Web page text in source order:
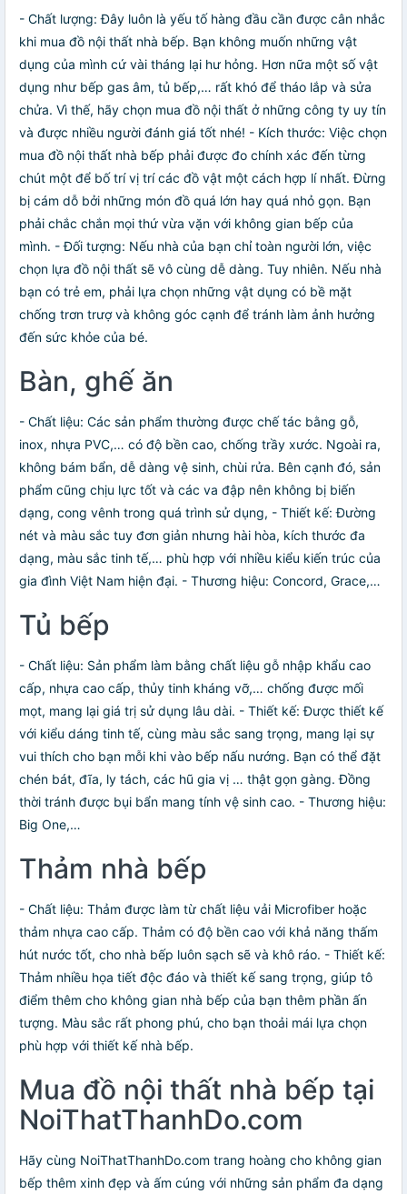
- Chất lượng: Đây luôn là yếu tố hàng đầu cần được cân nhắc
khi mua đồ nội thất nhà bếp. Bạn không muốn những vật
dụng của mình cứ vài tháng lại hư hỏng. Hơn nữa một số vật
dụng như bếp gas âm, tủ bếp,… rất khó để tháo lắp và sửa
chửa. Vì thế, hãy chọn mua đồ nội thất ở những công ty uy tín
và được nhiều người đánh giá tốt nhé! - Kích thước: Việc chọn
mua đồ nội thất nhà bếp phải được đo chính xác đến từng
chút một để bố trí vị trí các đồ vật một cách hợp lí nhất. Đừng
bị cám dỗ bởi những món đồ quá lớn hay quá nhỏ gọn. Bạn
phải chắc chắn mọi thứ vừa vặn với không gian bếp của
mình. - Đối tượng: Nếu nhà của bạn chỉ toàn người lớn, việc
chọn lựa đồ nội thất sẽ vô cùng dễ dàng. Tuy nhiên. Nếu nhà
bạn có trẻ em, phải lựa chọn những vật dụng có bề mặt
chống trơn trượ và không góc cạnh để tránh làm ảnh hưởng
đến sức khỏe của bé.
Bàn, ghế ăn
- Chất liệu: Các sản phẩm thường được chế tác bằng gỗ,
inox, nhựa PVC,… có độ bền cao, chống trầy xước. Ngoài ra,
không bám bẩn, dễ dàng vệ sinh, chùi rửa. Bên cạnh đó, sản
phẩm cũng chịu lực tốt và các va đập nên không bị biến
dạng, cong vênh trong quá trình sử dụng, - Thiết kế: Đường
nét và màu sắc tuy đơn giản nhưng hài hòa, kích thước đa
dạng, màu sắc tinh tế,… phù hợp với nhiều kiểu kiến trúc của
gia đình Việt Nam hiện đại. - Thương hiệu: Concord, Grace,…
Tủ bếp
- Chất liệu: Sản phẩm làm bằng chất liệu gỗ nhập khẩu cao
cấp, nhựa cao cấp, thủy tinh kháng vỡ,… chống được mối
mọt, mang lại giá trị sử dụng lâu dài. - Thiết kế: Được thiết kế
với kiểu dáng tinh tế, cùng màu sắc sang trọng, mang lại sự
vui thích cho bạn mỗi khi vào bếp nấu nướng. Bạn có thể đặt
chén bát, đĩa, ly tách, các hũ gia vị … thật gọn gàng. Đồng
thời tránh được bụi bẩn mang tính vệ sinh cao. - Thương hiệu:
Big One,…
Thảm nhà bếp
- Chất liệu: Thảm được làm từ chất liệu vải Microfiber hoặc
thảm nhựa cao cấp. Thảm có độ bền cao với khả năng thấm
hút nước tốt, cho nhà bếp luôn sạch sẽ và khô ráo. - Thiết kế:
Thảm nhiều họa tiết độc đáo và thiết kế sang trọng, giúp tô
điểm thêm cho không gian nhà bếp của bạn thêm phần ấn
tượng. Màu sắc rất phong phú, cho bạn thoải mái lựa chọn
phù hợp với thiết kế nhà bếp.
Mua đồ nội thất nhà bếp tại
NoiThatThanhDo.com
Hãy cùng NoiThatThanhDo.com trang hoàng cho không gian
bếp thêm xinh đẹp và ấm cúng với những sản phẩm đa dạng